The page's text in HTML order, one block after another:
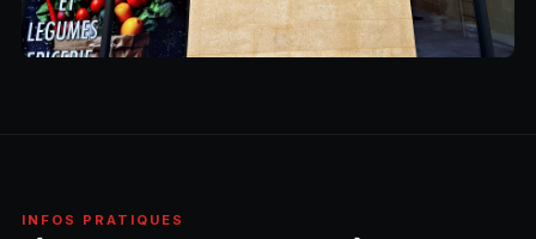
INFOS PRATIQUES